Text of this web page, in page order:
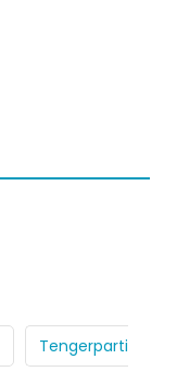
Tengerparti